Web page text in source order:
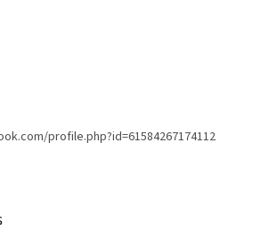
profile.php?id=61584267174112